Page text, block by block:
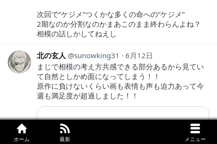
ホーム 最新 メニュー
次回で“ケジメ”つくかな多くの命への“ケジメ”
2期なのか分割なのかまあこのまま終わらんよね？
相模の話しかしてねえし
北の玄人 sunowking31
6月12日
まじで相模の考え方共感できる部分あるから見てい
て自然としかめ面になってしまう！！
原作に負けないくらい画も表情も声も迫力あって今
週も満足度が超過しました！！